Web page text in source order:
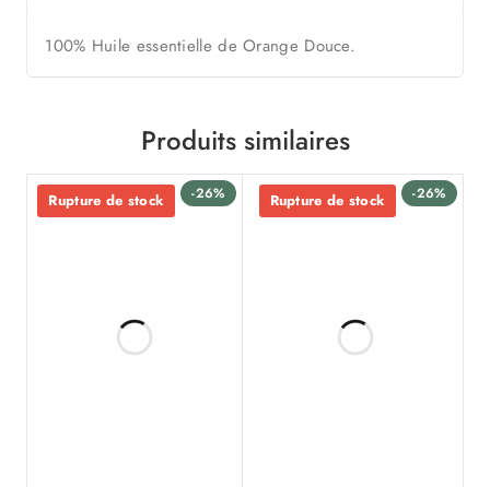
100% Huile essentielle de Orange Douce.
Produits similaires
-26%
Rupture de stock -26%
Rupture de stock